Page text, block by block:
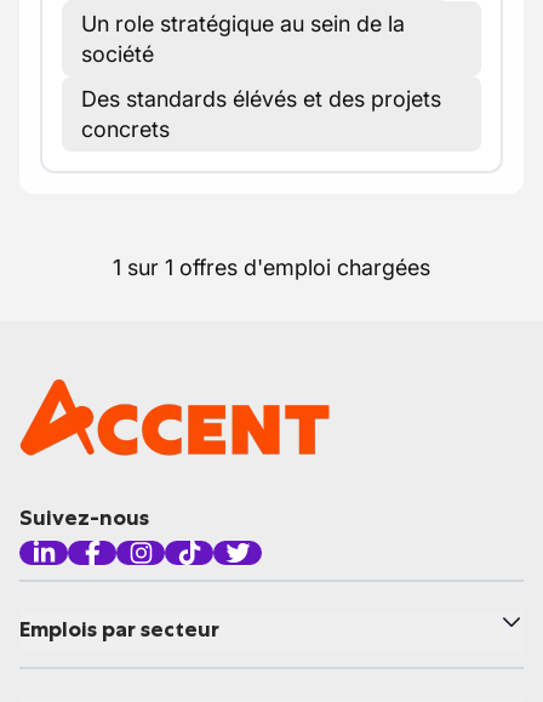
Un role stratégique au sein de la
société
Des standards élévés et des projets
concrets
1 sur 1 offres d'emploi chargées
Suivez-nous
Emplois par secteur